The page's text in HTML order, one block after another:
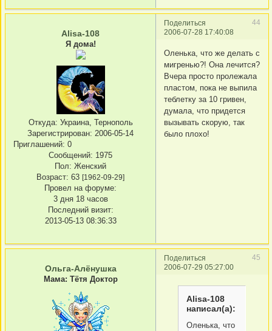
Поделиться
44
2006-07-28 17:40:08
Alisa-108
Я дома!
Откуда: Украина, Тернополь
Зарегистрирован: 2006-05-14
Приглашений: 0
Сообщений: 1975
Пол: Женский
Возраст: 63 [1962-09-29]
Провел на форуме:
3 дня 18 часов
Последний визит:
2013-05-13 08:36:33
Оленька, что же делать с
мигренью?! Она лечится?
Вчера просто пролежала
пластом, пока не выпила
теблетку за 10 гривен,
думала, что придется
вызывать скорую, так
было плохо!
Поделиться
45
2006-07-29 05:27:00
Ольга-Алёнушка
Мама: Тётя Доктор
Alisa-108
написал(а):
Оленька, что